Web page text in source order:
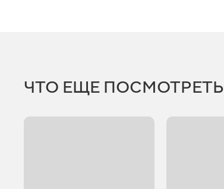
ЧТО ЕЩЕ ПОСМОТРЕТЬ